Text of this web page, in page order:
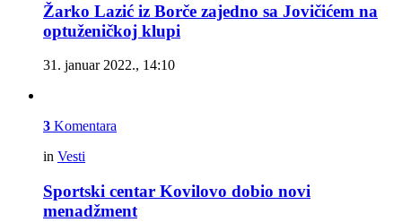
Žarko Lazić iz Borče zajedno sa Jovičićem na
optuženičkoj klupi
31. januar 2022., 14:10
3 Komentara
in Vesti
Sportski centar Kovilovo dobio novi
menadžment